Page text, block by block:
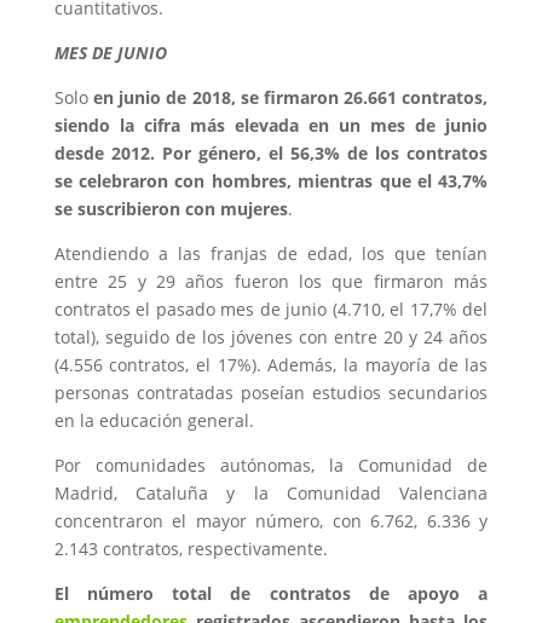
cuantitativos.
MES DE JUNIO
Solo en junio de 2018, se firmaron 26.661 contratos,
siendo la cifra más elevada en un mes de junio
desde 2012. Por género, el 56,3% de los contratos
se celebraron con hombres, mientras que el 43,7%
se suscribieron con mujeres.
Atendiendo a las franjas de edad, los que tenían
entre 25 y 29 años fueron los que firmaron más
contratos el pasado mes de junio (4.710, el 17,7% del
total), seguido de los jóvenes con entre 20 y 24 años
(4.556 contratos, el 17%). Además, la mayoría de las
personas contratadas poseían estudios secundarios
en la educación general.
Por comunidades autónomas, la Comunidad de
Madrid, Cataluña y la Comunidad Valenciana
concentraron el mayor número, con 6.762, 6.336 y
2.143 contratos, respectivamente.
El número total de contratos de apoyo a